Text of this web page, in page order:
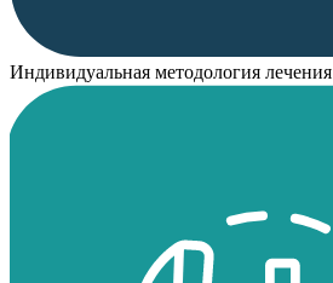
Индивидуальная методология лечения